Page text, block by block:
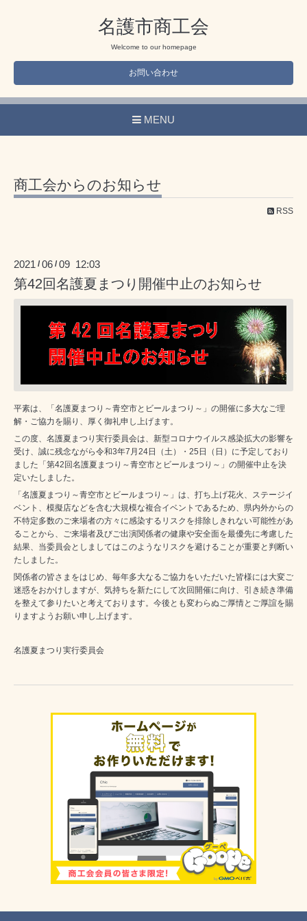
名護市商工会
Welcome to our homepage
お問い合わせ
MENU
商工会からのお知らせ
RSS
2021 /06 /09 12:03
第42回名護夏まつり開催中止のお知らせ
平素は、「名護夏まつり～青空市とビールまつり～」の開催に多大なご理
解・ご協力を賜り、厚く御礼申し上げます。
この度、名護夏まつり実行委員会は、新型コロナウイルス感染拡大の影響を
受け、誠に残念ながら令和3年7月24日（土）・25日（日）に予定しており
ました「第42回名護夏まつり～青空市とビールまつり～」の開催中止を決
定いたしました。
「名護夏まつり～青空市とビールまつり～」は、打ち上げ花火、ステージイ
ベント、模擬店などを含む大規模な複合イベントであるため、県内外からの
不特定多数のご来場者の方々に感染するリスクを排除しきれない可能性があ
ることから、ご来場者及びご出演関係者の健康や安全面を最優先に考慮した
結果、当委員会としましてはこのようなリスクを避けることが重要と判断い
たしました。
関係者の皆さまをはじめ、毎年多大なるご協力をいただいた皆様には大変ご
迷惑をおかけしますが、気持ちを新たにして次回開催に向け、引き続き準備
を整えて参りたいと考えております。今後とも変わらぬご厚情とご厚誼を賜
りますようお願い申し上げます。
名護夏まつり実行委員会